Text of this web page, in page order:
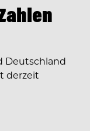
Deutschland
derzeit